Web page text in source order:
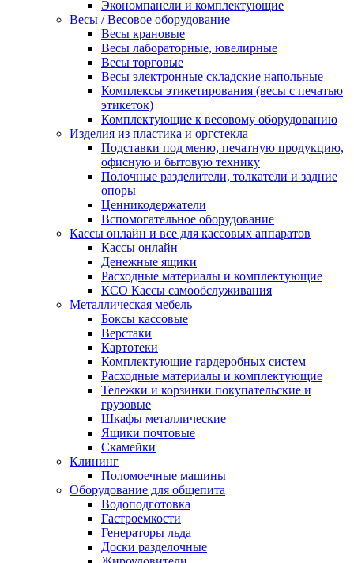
Экономпанели и комплектующие
Весы / Весовое оборудование
Весы крановые
Весы лабораторные, ювелирные
Весы торговые
Весы электронные складские напольные
Комплексы этикетирования (весы с печатью
этикеток)
Комплектующие к весовому оборудованию
Изделия из пластика и оргстекла
Подставки под меню, печатную продукцию,
офисную и бытовую технику
Полочные разделители, толкатели и задние
опоры
Ценникодержатели
Вспомогательное оборудование
Кассы онлайн и все для кассовых аппаратов
Кассы онлайн
Денежные ящики
Расходные материалы и комплектующие
КСО Кассы самообслуживания
Металлическая мебель
Боксы кассовые
Верстаки
Картотеки
Комплектующие гардеробных систем
Расходные материалы и комплектующие
Тележки и корзинки покупательские и
грузовые
Шкафы металлические
Ящики почтовые
Скамейки
Клининг
Поломоечные машины
Оборудование для общепита
Водоподготовка
Гастроемкости
Генераторы льда
Доски разделочные